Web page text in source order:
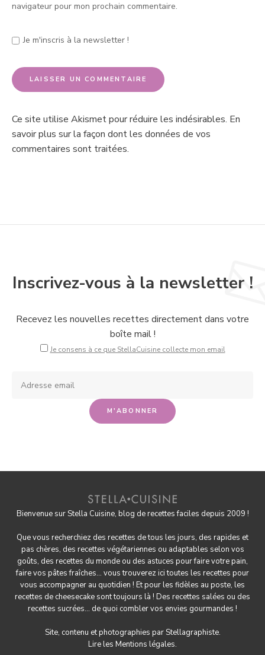
navigateur pour mon prochain commentaire.
Je m'inscris à la newsletter !
Ce site utilise Akismet pour réduire les indésirables. En
savoir plus sur la façon dont les données de vos
commentaires sont traitées.
Inscrivez-vous à la newsletter !
Recevez les nouvelles recettes directement dans votre
boîte mail !
Je consens à ce que StellaCuisine collecte mon email
Bienvenue sur Stella Cuisine, blog de recettes faciles depuis 2009 !
Que vous recherchiez des recettes de tous les jours, des rapides et
pas chères, des recettes végétariennes ou adaptables selon vos
goûts, des recettes du monde ou des astuces pourfaire votre pain,
fairevos pâtes fraîches... vous trouverez ici toutes les recettes pour
vous accompagner au quotidien ! Et pour les fidèles au poste, les
recettes de cheesecake sont toujours là ! Des recettes salées ou des
recettes sucrées... de quoi combler vos envies gourmandes !
Site, contenu et photographies parStellagraphiste.
Lire les Mentions légales.